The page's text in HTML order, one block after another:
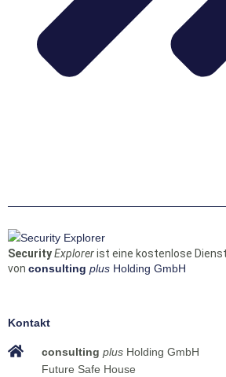
SecurityExplorerist eine kostenlose
von consulting plus Holding GmbH
Kontakt
consulting plus Holding GmbH
Future Safe House